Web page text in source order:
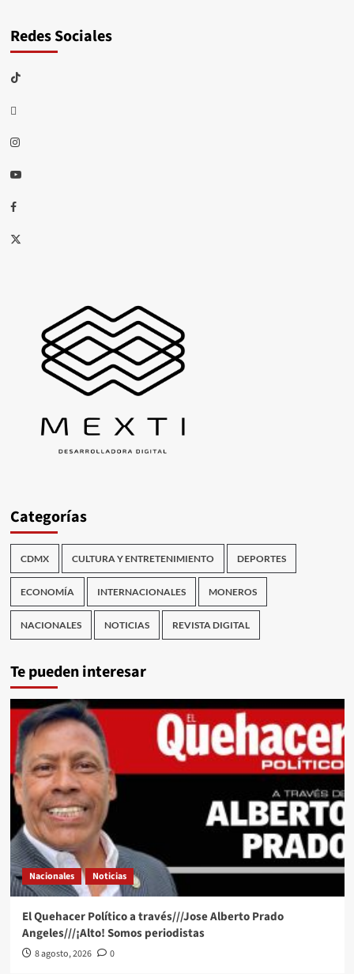
Redes Sociales
TikTok
threads
Instagram
Youtube
Facebook
X
Categorías
CDMX CULTURA Y ENTRETENIMIENTO DEPORTES
ECONOMÍA INTERNACIONALES MONEROS
NACIONALES NOTICIAS REVISTA DIGITAL
Te pueden interesar
Nacionales Noticias
El Quehacer Político a través///Jose Alberto Prado
Angeles///¡Alto! Somos periodistas
8 agosto, 2026 0